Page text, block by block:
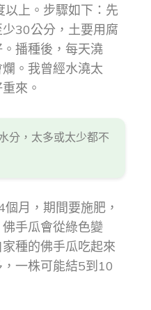
上。步驟如下：先
30公分，土要用腐
播種後，每天澆
。我曾經水澆太
來。
分，太多或太少都不
月，期間要施肥，
手瓜會從綠色變
種的佛手瓜吃起來
一株可能結5到10